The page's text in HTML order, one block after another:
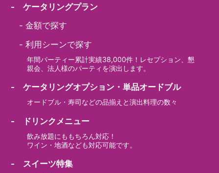
- ケータリングプラン
-金額で探す
-利用シーンで探す
年間パーティー累計実績38,000件！レセプション、懇
親会、法人様のパーティを演出します。
- ケータリングオプション・単品オードブル
オードブル・寿司などの品揃えと演出料理の数々
- ドリンクメニュー
飲み放題にももちろん対応！
ワイン・地酒なども対応可能です。
- スイーツ特集